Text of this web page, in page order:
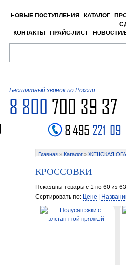
НОВЫЕ ПОСТУПЛЕНИЯ КАТАЛОГ
КОНТАКТЫ
ПРАЙС-ЛИСТ НОВОСТИ/
Бесплатный звонок по России
8 800 700 39 37
8 495 221-
Главная » Каталог » ЖЕНСКАЯ
КРОССОВКИ
Показаны товары с 1 по 60 из 63
Сортировать по: Цене